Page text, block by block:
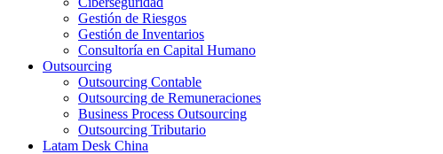
Gestión de Riesgos
Gestión de Inventarios
Consultoría en Capital Humano
Outsourcing
Outsourcing Contable
Outsourcing de Remuneraciones
Business Process Outsourcing
Outsourcing Tributario
Latam Desk China